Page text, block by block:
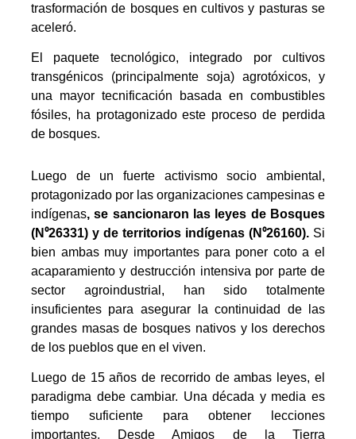
trasformación de bosques en cultivos y pasturas se
aceleró.
El paquete tecnológico, integrado por cultivos
transgénicos (principalmente soja) agrotóxicos, y
una mayor tecnificación basada en combustibles
fósiles, ha protagonizado este proceso de perdida
de bosques.
Luego de un fuerte activismo socio ambiental,
protagonizado por las organizaciones campesinas e
indígenas, se sancionaron las leyes de Bosques
(N⁰26331) y de territorios indígenas (N⁰26160). Si
bien ambas muy importantes para poner coto a el
acaparamiento y destrucción intensiva por parte de
sector agroindustrial, han sido totalmente
insuficientes para asegurar la continuidad de las
grandes masas de bosques nativos y los derechos
de los pueblos que en el viven.
Luego de 15 años de recorrido de ambas leyes, el
paradigma debe cambiar. Una década y media es
tiempo suficiente para obtener lecciones
importantes. Desde Amigos de la Tierra